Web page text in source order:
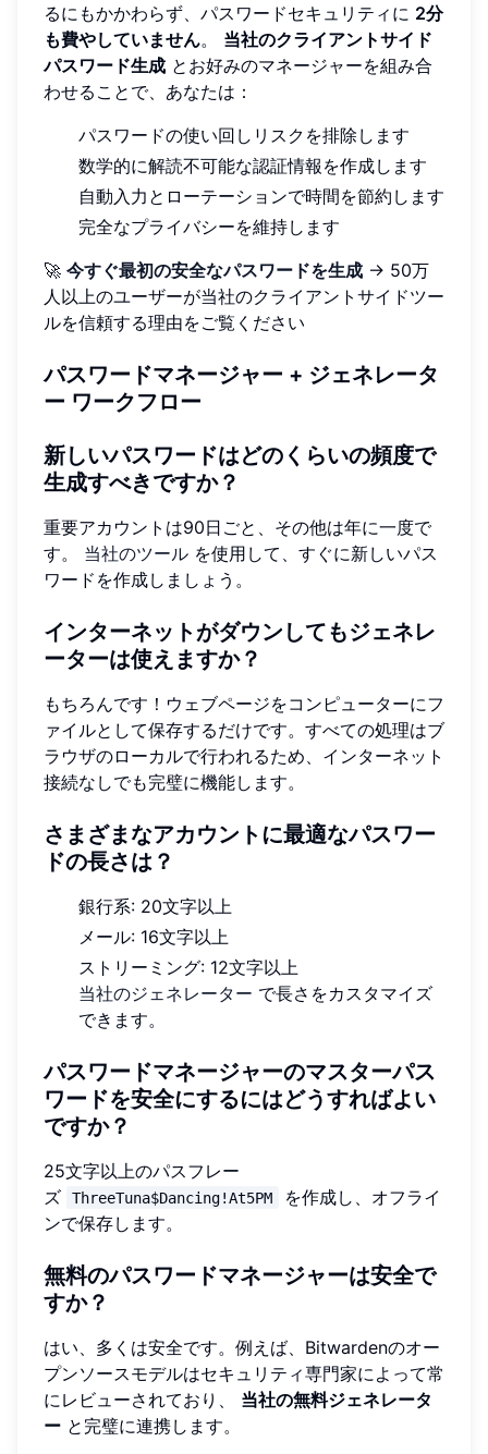
るにもかかわらず、パスワードセキュリティに 2分
も費やしていません。 当社のクライアントサイド
パスワード生成 とお好みのマネージャーを組み合
わせることで、あなたは：
パスワードの使い回しリスクを排除します
数学的に解読不可能な認証情報を作成します
自動入力とローテーションで時間を節約します
完全なプライバシーを維持します
🚀 今すぐ最初の安全なパスワードを生成 → 50万
人以上のユーザーが当社のクライアントサイドツー
ルを信頼する理由をご覧ください
パスワードマネージャー + ジェネレータ
ー ワークフロー
新しいパスワードはどのくらいの頻度で
生成すべきですか？
重要アカウントは90日ごと、その他は年に一度で
す。 当社のツール を使用して、すぐに新しいパス
ワードを作成しましょう。
インターネットがダウンしてもジェネレ
ーターは使えますか？
もちろんです！ウェブページをコンピューターにフ
ァイルとして保存するだけです。すべての処理はブ
ラウザのローカルで行われるため、インターネット
接続なしでも完璧に機能します。
さまざまなアカウントに最適なパスワー
ドの長さは？
銀行系: 20文字以上
メール: 16文字以上
ストリーミング: 12文字以上
当社のジェネレーター で長さをカスタマイズ
できます。
パスワードマネージャーのマスターパス
ワードを安全にするにはどうすればよい
ですか？
25文字以上のパスフレー
ズ
ThreeTuna$Dancing!At5PM
を作成し、オフライ
ンで保存します。
無料のパスワードマネージャーは安全で
すか？
はい、多くは安全です。例えば、Bitwardenのオー
プンソースモデルはセキュリティ専門家によって常
にレビューされており、 当社の無料ジェネレータ
ー と完璧に連携します。